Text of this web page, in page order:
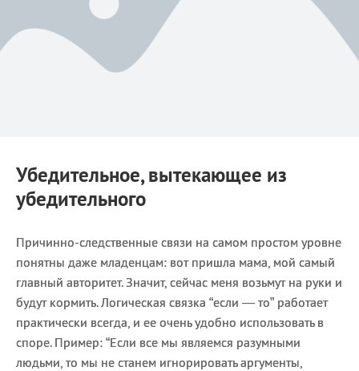
Убедительное, вытекающее из
убедительного
Причинно-следственные связи на самом простом уровне
понятны даже младенцам: вот пришла мама, мой самый
главный авторитет. Значит, сейчас меня возьмут на руки и
будут кормить. Логическая связка “если — то” работает
практически всегда, и ее очень удобно использовать в
споре. Пример: “Если все мы являемся разумными
людьми, то мы не станем игнорировать аргументы,